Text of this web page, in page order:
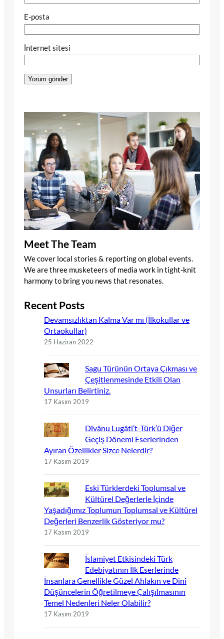
E-posta
İnternet sitesi
Meet The Team
We cover local stories & reporting on global events.
We are three musketeers of media work in tight-knit
harmony to bring you news that resonates.
Recent Posts
Devamsızlıktan Kalma Var mı (İlkokullar ve
Ortaokullar)
25 Haziran 2022
Sagu Türünün Ortaya Çıkması ve
Çeşitlenmesinde Etkili Olan
Unsurları Belirtiniz.
17 Kasım 2019
Dîvânu Lugâti’t-Türk’ü Diğer
Geçiş Dönemi Eserlerinden
Ayıran Özellikler Sizce Nelerdir?
17 Kasım 2019
Eski Türklerdeki Toplumsal ve
Kültürel Değerlerle İçinde
Yaşadığımız Toplumun Toplumsal ve Kültürel
Değerleri Benzerlik Gösteriyor mu?
17 Kasım 2019
İslamiyet Etkisindeki Türk
Edebiyatının İlk Eserlerinde
İnsanlara Genellikle Güzel Ahlakın ve Dinî
Düşüncelerin Öğretilmeye Çalışılmasının
Temel Nedenleri Neler Olabilir?
17 Kasım 2019